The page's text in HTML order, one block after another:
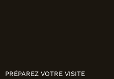
PRÉPAREZ VOTRE VISITE